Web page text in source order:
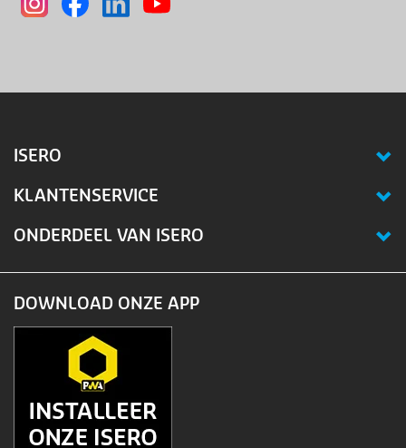
ISERO
KLANTENSERVICE
ONDERDEEL VAN ISERO
DOWNLOAD ONZE APP